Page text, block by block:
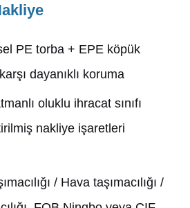
PE torba + EPE köpük
dayanıklı koruma
oluklu ihracat sınıfı
nakliye işaretleri
/ Hava taşımacılığı /